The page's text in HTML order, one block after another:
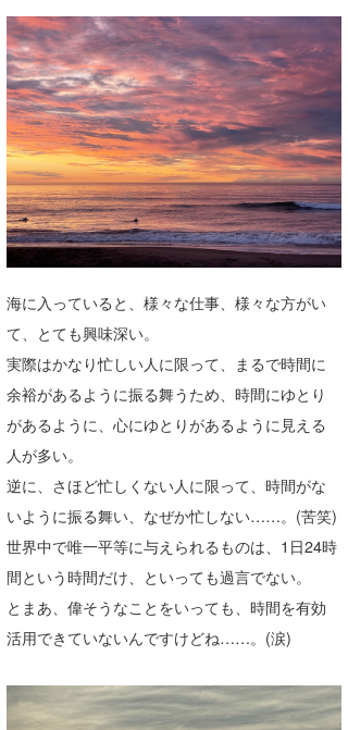
今月のプレゼント
海に入っていると、様々な仕事、様々な方がい
て、とても興味深い。
実際はかなり忙しい人に限って、まるで時間に
余裕があるように振る舞うため、時間にゆとり
があるように、心にゆとりがあるように見える
人が多い。
逆に、さほど忙しくない人に限って、時間がな
いように振る舞い、なぜか忙しない……。(苦笑)
世界中で唯一平等に与えられるものは、1日24時
間という時間だけ、といっても過言でない。
とまあ、偉そうなことをいっても、時間を有効
活用できていないんですけどね……。(涙)
湘南
千葉北
伊豆
千葉南
大阪
四国
沖縄
お知らせ
その他
ルール＆How to
VOTE!
サーファーズ
ライター/寄稿メディア
Core Surf Japan
Naoya Kimoto
mitsuteru Kamio
Yoshiyuki Obata
メディア
SURFMEDIA
WAVAL
中浦“JET”章
☆加藤
波伝説